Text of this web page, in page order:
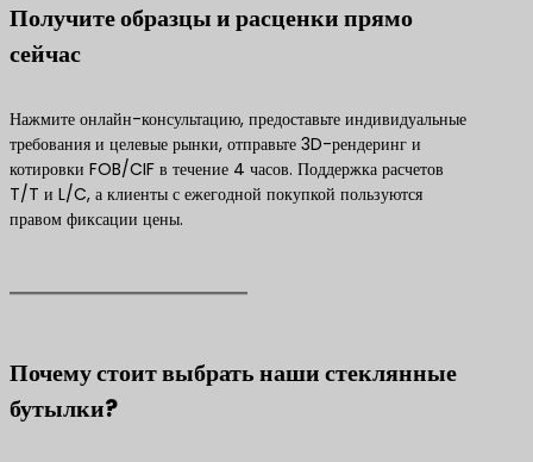
​Получите образцы и расценки прямо
сейчас​
Нажмите онлайн-консультацию, предоставьте индивидуальные
требования и целевые рынки, отправьте 3D-рендеринг и
котировки FOB/CIF в течение 4 часов. Поддержка расчетов
T/T и L/C, а клиенты с ежегодной покупкой пользуются
правом фиксации цены.
Почему стоит выбрать наши стеклянные
бутылки?